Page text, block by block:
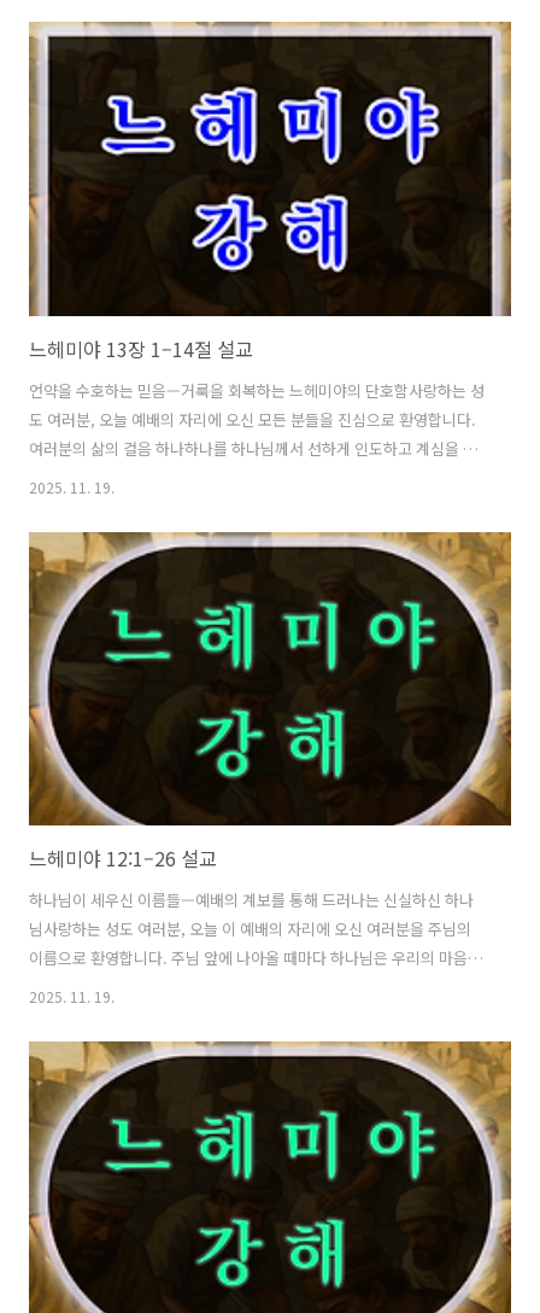
백성이 회복 이후에도 계속해서 깨어 있어야 한다는 진리를 배우게 됩니
다. 성벽이 세워지고, 예배가 회복되고, 공동체가 새로워졌음에도 불구
하고, 시간이 지나면 다시 타락이 스며드는 것이 인간의 연약함입니다.
느헤미야는 이스라엘 백성의 생활 전반에서 무너진 언약을 다시 바로 세
우기 위해 강력한 개혁을 단행합니다. 오늘 말씀을 통해 우리도 삶 안에
서 하나님과의 언약을 ..
느헤미야 13장 1–14절 설교
언약을 수호하는 믿음—거룩을 회복하는 느헤미야의 단호함사랑하는 성
도 여러분, 오늘 예배의 자리에 오신 모든 분들을 진심으로 환영합니다.
여러분의 삶의 걸음 하나하나를 하나님께서 선하게 인도하고 계심을 믿
습니다. 오늘 우리가 함께 살펴볼 느헤미야 13장 1절부터 14절은 느헤미
이 회복되고, 예배가 회복되고, 공동체의 기쁨이 충만한 이야기로 가득했
습니다. 그러나 오늘 우리는 그 회복이 시간이 흐르며 어떻게 시험을 받
고, 어떻게 다시금 무너질 뻔하며, 그 지점을 느헤미야가 어떻게 바로 세
워나갔는지를 보게 됩니다. 이 본문은 우리의 신앙이 늘 경각심을 가지고
깨어 있어야 한다는 것을 말씀합니다. 하나님과의 언약은 한순간의 헌신
으로 완성되는 것이..
2025. 11. 19.
느헤미야 12:1–26 설교
하나님이 세우신 이름들—예배의 계보를 통해 드러나는 신실하신 하나
님사랑하는 성도 여러분, 오늘 이 예배의 자리에 오신 여러분을 주님의
이름으로 환영합니다. 주님 앞에 나아올 때마다 하나님은 우리의 마음을
붙잡아 주시고, 다시 거룩한 자리에 서도록 부르십니다. 오늘 본문인 느
처럼 보이지만, 성경신학적으로는 매우 중요한 의미를 가지고 있습니다.
이 본문은 하나님이 세우신 예배 공동체가 어떤 계보와 역사를 통해 유지
되었는지, 그리고 하나님께서 어떻게 신실하게 당신의 백성을 붙들어오
셨는지를 보여주는 귀중한 증거입니다. 우리는 종종 이름의 나열을 대충
지나가기 쉽지만, 하나님은 이름 하나하나를 기억하시고, 그들의 사역과
헌신을 잊지 않으십니..
2025. 11. 19.